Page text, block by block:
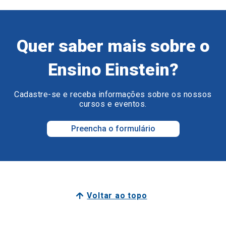
Quer saber mais sobre o
Ensino Einstein?
Cadastre-se e receba informações sobre os nossos
cursos e eventos.
Preencha o formulário
Voltar ao topo